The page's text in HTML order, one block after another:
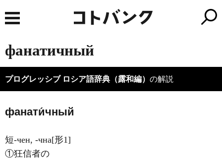
фанатичный
プログレッシブ ロシア語辞典（露和編） の解説
фанати́чный
短-чен, -чна[形1]
①狂信者の